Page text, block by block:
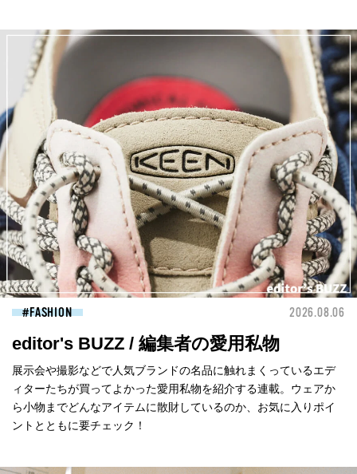
FASHION 2026.08.06
editor's BUZZ / 編集者の愛用私物
展示会や撮影などで人気ブランドの名品に触れまくっているエデ
ィターたちが買ってよかった愛用私物を紹介する連載。ウェアか
ら小物までどんなアイテムに散財しているのか、お気に入りポイ
ントとともに要チェック！